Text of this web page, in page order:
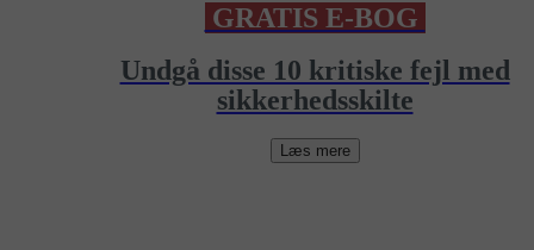
GRATIS E-BOG
Undgå disse 10 kritiske fejl med
sikkerhedsskilte
Læs mere